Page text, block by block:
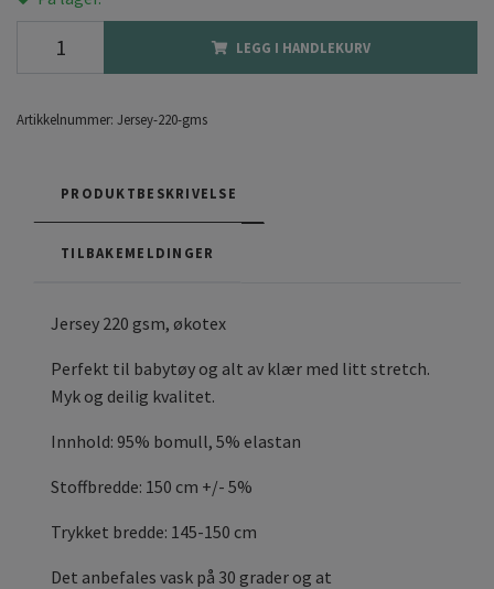
LEGG I HANDLEKURV
Artikkelnummer: Jersey-220-gms
PRODUKTBESKRIVELSE
TILBAKEMELDINGER
Jersey 220 gsm, økotex
Perfekt til babytøy og alt av klær med litt stretch.
Myk og deilig kvalitet.
Innhold: 95% bomull, 5% elastan
Stoffbredde: 150 cm +/- 5%
Trykket bredde: 145-150 cm
Det anbefales vask på 30 grader og at